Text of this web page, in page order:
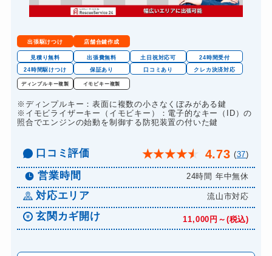
出張駆けつけ 店舗合鍵作成
見積り無料 出張費無料 土日祝対応可
24時間受付
24時間駆けつけ
保証あり 口コミあり クレカ決済対応
ディンプルキー複製 イモビキー複製
※ディンプルキー：表面に複数の小さなくぼみがある鍵
※イモビライザーキー（イモビキー）：電子的なキー（ID）の
照合でエンジンの始動を制御する防犯装置の付いた鍵
口コミ評価 ★★★★★ 4.73 (37)
営業時間 24時間 年中無休
対応エリア 流山市対応
玄関カギ開け 11,000円～(税込)